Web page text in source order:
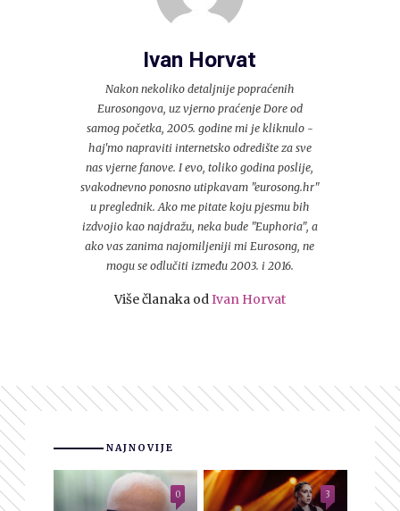
Ivan Horvat
Nakon nekoliko detaljnije popraćenih
Eurosongova, uz vjerno praćenje Dore od
samog početka, 2005. godine mi je kliknulo -
haj'mo napraviti internetsko odredište za sve
nas vjerne fanove. I evo, toliko godina poslije,
svakodnevno ponosno utipkavam "eurosong.hr"
u preglednik. Ako me pitate koju pjesmu bih
izdvojio kao najdražu, neka bude "Euphoria", a
ako vas zanima najomiljeniji mi Eurosong, ne
mogu se odlučiti između 2003. i 2016.
Više članaka odIvan Horvat
NAJNOVIJE
0 3